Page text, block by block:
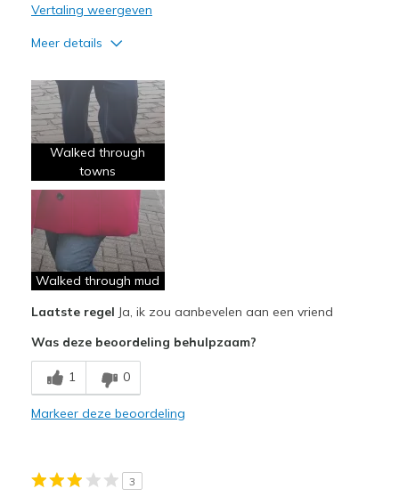
Vertaling weergeven
Meer details
Attractive Design
Comfortable
Stylish
Well made
Beste toepassingen
Going Out
Travel
Width
Feels true to width
Walked through
towns
Walked through mud
Laatste regel Ja, ik zou aanbevelen aan een vriend
Was deze beoordeling behulpzaam?
1 0
Markeer deze beoordeling
3